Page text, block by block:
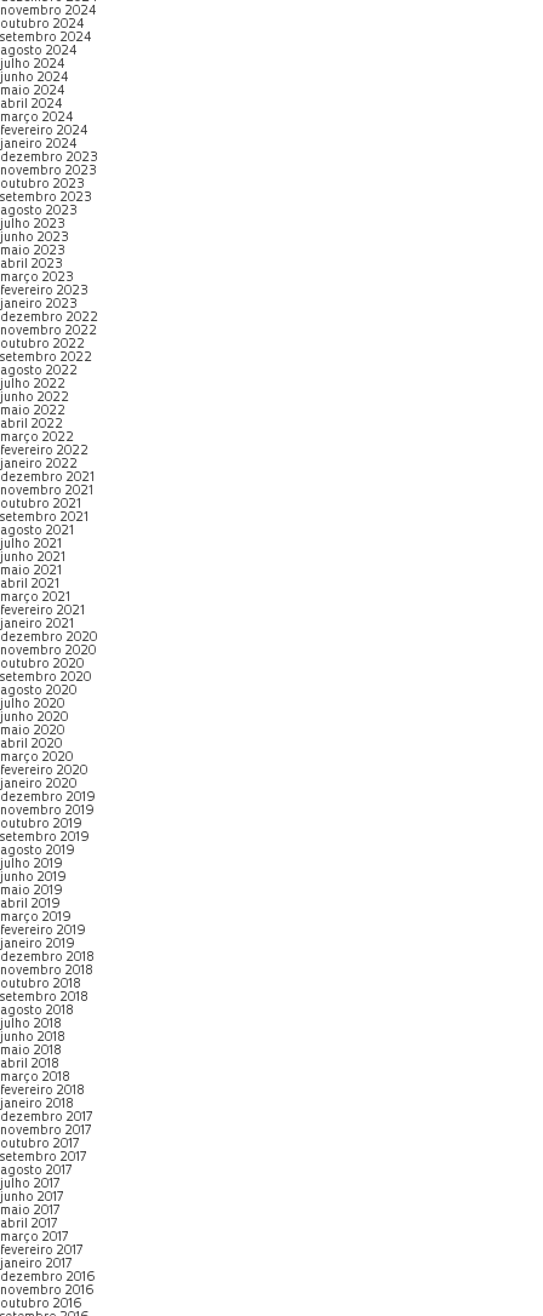
novembro 2024
outubro 2024
setembro 2024
agosto 2024
julho 2024
junho 2024
maio 2024
abril 2024
março 2024
fevereiro 2024
janeiro 2024
dezembro 2023
novembro 2023
outubro 2023
setembro 2023
agosto 2023
julho 2023
junho 2023
maio 2023
abril 2023
março 2023
fevereiro 2023
janeiro 2023
dezembro 2022
novembro 2022
outubro 2022
setembro 2022
agosto 2022
julho 2022
junho 2022
maio 2022
abril 2022
março 2022
fevereiro 2022
janeiro 2022
dezembro 2021
novembro 2021
outubro 2021
setembro 2021
agosto 2021
julho 2021
junho 2021
maio 2021
abril 2021
março 2021
fevereiro 2021
janeiro 2021
dezembro 2020
novembro 2020
outubro 2020
setembro 2020
agosto 2020
julho 2020
junho 2020
maio 2020
abril 2020
março 2020
fevereiro 2020
janeiro 2020
dezembro 2019
novembro 2019
outubro 2019
setembro 2019
agosto 2019
julho 2019
junho 2019
maio 2019
abril 2019
março 2019
fevereiro 2019
janeiro 2019
dezembro 2018
novembro 2018
outubro 2018
setembro 2018
agosto 2018
julho 2018
junho 2018
maio 2018
abril 2018
março 2018
fevereiro 2018
janeiro 2018
dezembro 2017
novembro 2017
outubro 2017
setembro 2017
agosto 2017
julho 2017
junho 2017
maio 2017
abril 2017
março 2017
fevereiro 2017
janeiro 2017
dezembro 2016
novembro 2016
outubro 2016